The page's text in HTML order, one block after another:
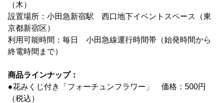
（木）
設置場所：小田急新宿駅 西口地下イベントスペース（東
京都新宿区）
利用可能時間：毎日 小田急線運行時間帯（始発時間から
終電時間まで）
商品ラインナップ：
●花みくじ付き「フォーチュンフラワー」 価格：500円
（税込）